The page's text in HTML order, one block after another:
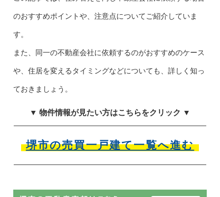
のおすすめポイントや、注意点についてご紹介していま
す。
また、同一の不動産会社に依頼するのがおすすめのケース
や、住居を変えるタイミングなどについても、詳しく知っ
ておきましょう。
▼ 物件情報が見たい方はこちらをクリック ▼
堺市の売買一戸建て一覧へ進む